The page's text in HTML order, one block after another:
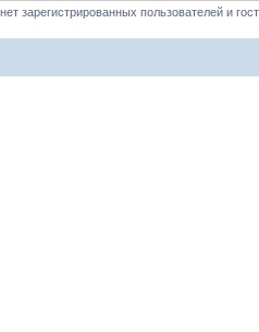
зарегистрированных пользователей и